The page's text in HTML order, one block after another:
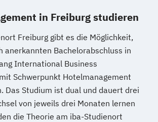
in Freiburg studieren
Freiburg gibt es die Möglichkeit,
anerkannten Bachelorabschluss in
International Business
Schwerpunkt Hotelmanagement
Das Studium ist dual und dauert drei
von jeweils drei Monaten lernen
die Theorie am iba-Studienort